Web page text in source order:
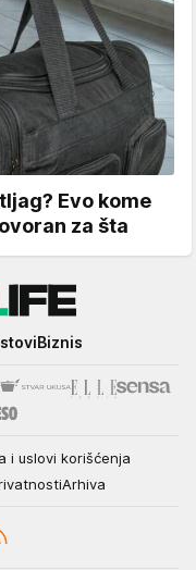
Evo kome
za šta
Biznis
i uslovi korišćenja
Arhiva